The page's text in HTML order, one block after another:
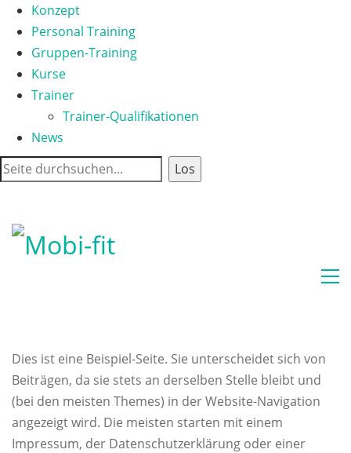
Konzept
Personal Training
Gruppen-Training
Kurse
Trainer
Trainer-Qualifikationen
News
Dies ist eine Beispiel-Seite. Sie unterscheidet sich von
Beiträgen, da sie stets an derselben Stelle bleibt und
(bei den meisten Themes) in der Website-Navigation
angezeigt wird. Die meisten starten mit einem
Impressum, der Datenschutzerklärung oder einer